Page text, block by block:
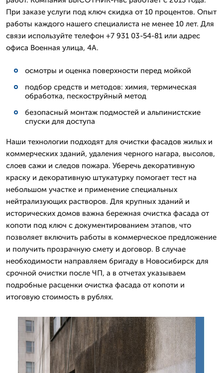
При заказе услуги под ключ скидка от 10 процентов. Опыт
работы каждого нашего специалиста не менее 10 лет. Для
связи используйте телефон +7 931 03-54-81 или адрес
офиса Военная улица, 4А.
осмотры и оценка поверхности перед мойкой
подбор средств и методов: химия, термическая
обработка, пескоструйный метод
безопасный монтаж подмостей и альпинистские
спуски для доступа
Наши технологии подходят для очистки фасадов жилых и
коммерческих зданий, удаления черного нагара, высолов,
слоев сажи и следов пожара. Уберечь декоративную
краску и декоративную штукатурку помогает тест на
небольшом участке и применение специальных
нейтрализующих растворов. Для крупных зданий и
исторических домов важна бережная очистка фасада от
копоти под ключ с документированием этапов, что
позволяет включить работы в коммерческое предложение
и получить прозрачную смету и договор. В случае
необходимости направляем бригаду в Новосибирск для
срочной очистки после ЧП, а в отчетах указываем
подробные расценки очистка фасада от копоти и
итоговую стоимость в рублях.